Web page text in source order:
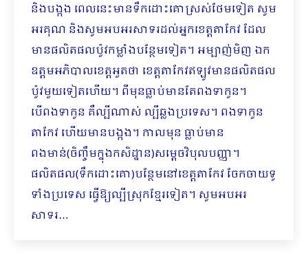
និងបង្កង ពេលនេះមានទឹកដោះគោស្រស់ថែមទៀត សូម
អរគុណ និងសូមអបអរសាទរដល់អ្នកខេត្តតាកែវ ដែល
មានផលិតផលប៉ូវកម្លាំងបន្ថែមទៀត។ អម្បាញ់មិញ ឯក
ឧត្តមអភិបាលខេត្តអួតថា ខេត្តតាកែវឥឡូវមានផលិតផល
ប៉ូវមួយទៀតហើយ។ ពីមុនធ្លាប់មានតែពងទាកូន។
បើពងទាកូន គឺល្បីណាស់ ល្បីឆ្លងប្រទេស។ ពងទាកូន
តាកែវ ហើយមានបង្កង។ កាលមុន ធ្លាប់មាន
ពងមាន់(ចិញ្ចឹម​ក្នុងកសិដ្ឋាន)សម្ដេចវិបុលបញ្ញា។
ផលិតផល(ទឹកដោះគោ)បន្ថែមនៅខេត្តតាកែវ ចែកចាយទូ
ទាំងប្រ​ទេស ធ្វើឱ្យល្បីស្រុកខ្មែរទៀត។ សូមអបអរ
សាទរ…